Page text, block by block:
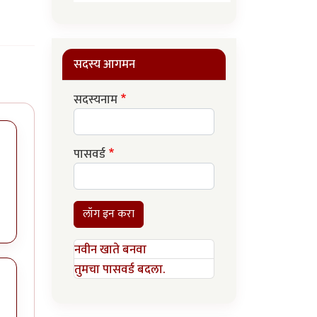
सदस्य आगमन
सदस्यनाम
पासवर्ड
लॉग इन करा
नवीन खाते बनवा
तुमचा पासवर्ड बदला.